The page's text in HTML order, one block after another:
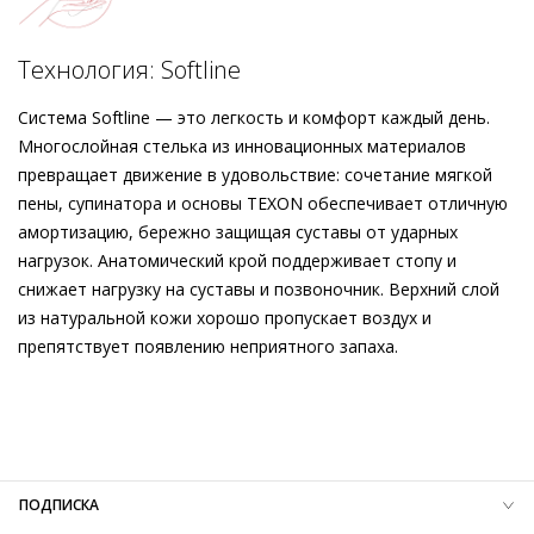
Подробнее о сервисе можно узнать на
кожаной подкладке. Изготовленные в Европе туфли Högl
объединили в себе очаровательный дизайн с материалами
исключительной парой обуви, которая изысканно и
элегантно дополнит ваш вечерний гардероб, а потому
составит вам компанию не только в этом сезоне.
Технология: Softline
Система Softline — это легкость и комфорт каждый день.
Многослойная стелька из инновационных материалов
превращает движение в удовольствие: сочетание мягкой
пены, супинатора и основы TEXON обеспечивает отличную
амортизацию, бережно защищая суставы от ударных
нагрузок. Анатомический крой поддерживает стопу и
снижает нагрузку на суставы и позвоночник. Верхний слой
из натуральной кожи хорошо пропускает воздух и
препятствует появлению неприятного запаха.
Высота каблука 80 мм
Тип каблука
ПОДПИСКА